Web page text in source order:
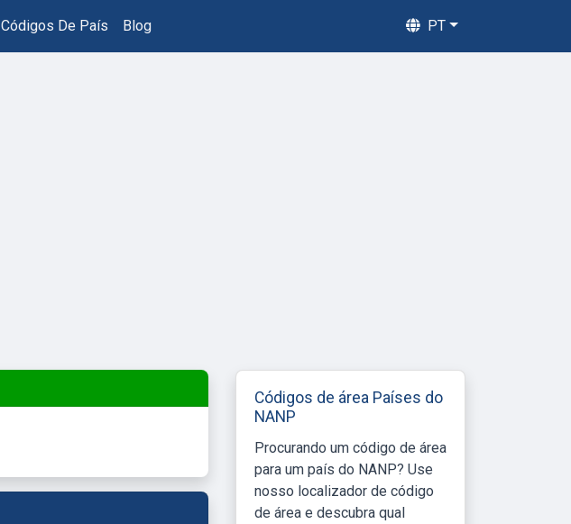
Códigos De País Blog PT
Códigos de área Países do
NANP
Procurando um código de área
para um país do NANP? Use
nosso localizador de código
de área e descubra qual